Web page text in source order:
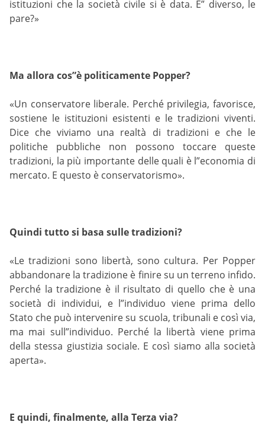
istituzioni che la società civile si è data. E” diverso, le
pare?»
Ma allora cos”è politicamente Popper?
«Un conservatore liberale. Perché privilegia, favorisce,
sostiene le istituzioni esistenti e le tradizioni viventi.
Dice che viviamo una realtà di tradizioni e che le
politiche pubbliche non possono toccare queste
tradizioni, la più importante delle quali è l”economia di
mercato. E questo è conservatorismo».
Quindi tutto si basa sulle tradizioni?
«Le tradizioni sono libertà, sono cultura. Per Popper
abbandonare la tradizione è finire su un terreno infido.
Perché la tradizione è il risultato di quello che è una
società di individui, e l”individuo viene prima dello
Stato che può intervenire su scuola, tribunali e così via,
ma mai sull”individuo. Perché la libertà viene prima
della stessa giustizia sociale. E così siamo alla società
aperta».
E quindi, finalmente, alla Terza via?